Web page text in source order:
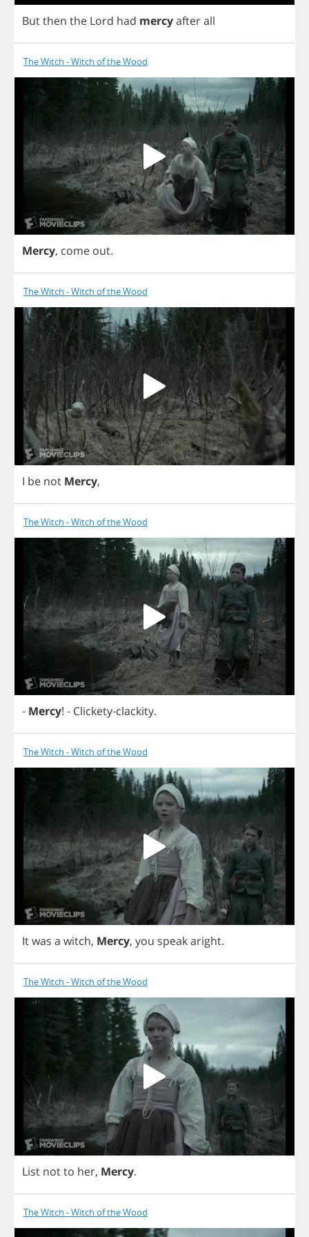
Butthen the Lord had mercyafterall
The Witch - Witch of the Wood
Mercy, come out.
The Witch - Witch of the Wood
I be not Mercy,
The Witch - Witch of the Wood
- Mercy! - Clickety-clackity.
The Witch - Witch of the Wood
Itwas a witch, Mercy, you speakaright.
The Witch - Witch of the Wood
List notto her, Mercy.
The Witch - Witch of the Wood